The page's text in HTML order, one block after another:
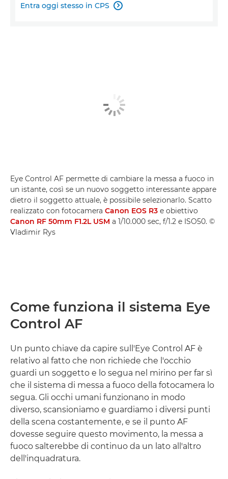
Entra oggi stesso in CPS 
Eye Control AF permette di cambiare la messa a fuoco in
un istante, così se un nuovo soggetto interessante appare
dietro il soggetto attuale, è possibile selezionarlo. Scatto
realizzato con fotocamera Canon EOS R3 e obiettivo
Canon RF 50mm F1.2L USM a 1/10.000 sec, f/1.2 e ISO50. ©
Vladimir Rys
Come funziona il sistema Eye
Control AF
Un punto chiave da capire sull'Eye Control AF è
relativo al fatto che non richiede che l'occhio
guardi un soggetto e lo segua nel mirino per far sì
che il sistema di messa a fuoco della fotocamera lo
segua. Gli occhi umani funzionano in modo
diverso, scansioniamo e guardiamo i diversi punti
della scena costantemente, e se il punto AF
dovesse seguire questo movimento, la messa a
fuoco salterebbe di continuo da un lato all'altro
dell'inquadratura.